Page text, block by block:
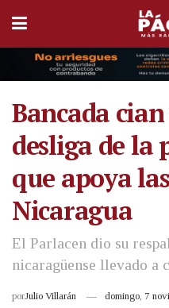
Bancada
desliga de la
que apoya
Nicaragua
El Parlacen dio su
nicaragüense llevado a
porJulio Villarán domingo, 7